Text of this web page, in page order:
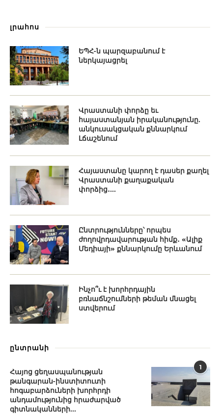
լրահոս
ԵՊՀ-ն պարզաբանում է
ներկայացրել
Վրաստանի փորձը եւ
հայաստանյան իրականությունը.
անկուսակցական քննարկում
Լճաշենում
Հայաստանը կարող է դասեր քաղել
Վրաստանի քաղաքական
փորձից․...
Ընտրությունները՝ որպես
ժողովրդավարության հիմք․ «Ալիք
Մեդիայի» քննարկումը Երևանում
Ինչո՞ւ է խորհրդային
բռնաճնշումների թեման մնացել
ստվերում
ընտրանի
1
Հայոց ցեղասպանության
թանգարան-ինստիտուտի
հոգաբարձուների խորհրդի
անդամությունից հրաժարված
գիտնականների...